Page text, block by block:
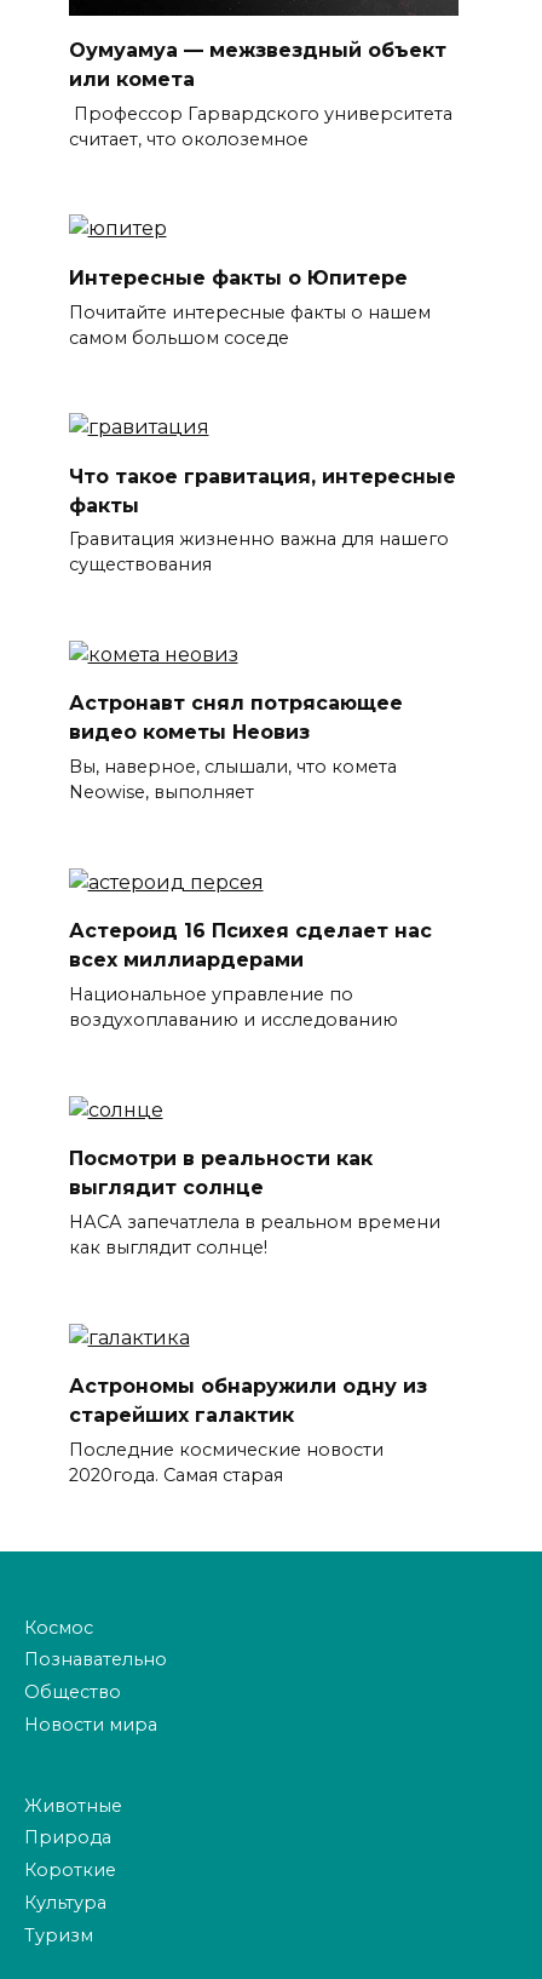
Оумуамуа — межзвездный объект
или комета
Профессор Гарвардского университета
считает, что околоземное
Интересные факты о Юпитере
Почитайте интересные факты о нашем
самом большом соседе
Что такое гравитация, интересные
факты
Гравитация жизненно важна для нашего
существования
Астронавт снял потрясающее
видео кометы Неовиз
Вы, наверное, слышали, что комета
Neowise, выполняет
Астероид 16 Психея сделает нас
всех миллиардерами
Национальное управление по
воздухоплаванию и исследованию
Посмотри в реальности как
выглядит солнце
НАСА запечатлела в реальном времени
как выглядит солнце!
Астрономы обнаружили одну из
старейших галактик
Последние космические новости
2020года. Самая старая
Космос
Познавательно
Общество
Новости мира
Животные
Природа
Короткие
Культура
Туризм